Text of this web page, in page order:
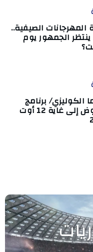
المهرجانات الصيفية..
ينتظر الجمهور يوم
الكوليزي/ برنامج
العروض إلى غاية 12 أوت